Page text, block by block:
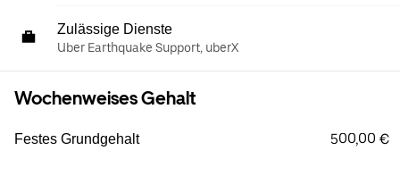
Zulässige Dienste
Uber Earthquake Support, uberX
Wochenweises Gehalt
Festes Grundgehalt 500,00 €